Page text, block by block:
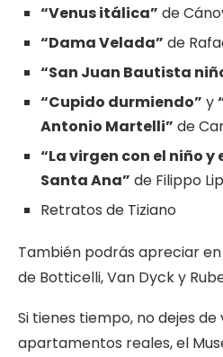
“Venus itálica” de
“Dama Velada” de
“San Juan Bautista
“Cupido durmiendo” y
Antonio Martelli” de
“La virgen con el niño
Santa Ana” de Filippo
Retratos de Tiziano
También podrás apreciar
de Botticelli, Van Dyck y
Si tienes tiempo, no dejes de
apartamentos reales, el